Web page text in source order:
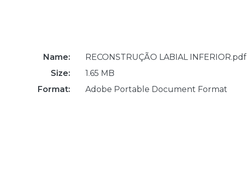
Name:
RECONSTRUÇÃO LABIAL INFERIOR.pdf
Size:
1.65 MB
Format:
Adobe Portable Document Format